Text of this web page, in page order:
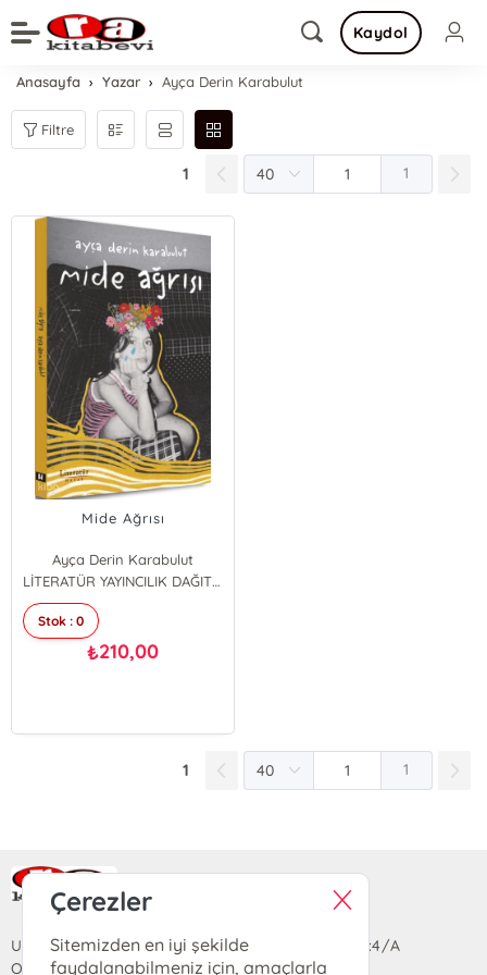
Kaydol
Anasayfa Yazar Ayça Derin Karabulut
Filtre
1 1
Mide Ağrısı
Ayça Derin Karabulut
LİTERATÜR YAYINCILIK DAĞITIM
Stok : 0
₺210,00
1 1
Ra Yayın Kitabevi
Uzun Sokak Saray Çarşısı Lara Sineması Girişi No:4/A
Ortahisar/TRABZON
Çerezler
Sitemizden en iyi şekilde
faydalanabilmeniz için, amaçlarla